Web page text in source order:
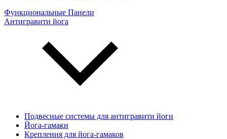
Функциональные Панели
Антигравити йога
Подвесные системы для антигравити йоги
Йога-гамаки
Крепления для йога-гамаков